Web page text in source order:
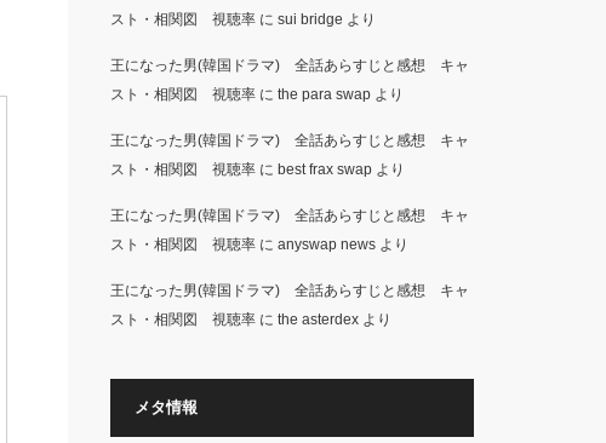
スト・相関図 視聴率に sui bridge より
王になった男(韓国ドラマ) 全話あらすじと感想 キャ
スト・相関図 視聴率に the para swapより
王になった男(韓国ドラマ) 全話あらすじと感想 キャ
スト・相関図 視聴率に best frax swapより
王になった男(韓国ドラマ) 全話あらすじと感想 キャ
スト・相関図 視聴率に anyswap newsより
王になった男(韓国ドラマ) 全話あらすじと感想 キャ
スト・相関図 視聴率に the asterdexより
メタ情報